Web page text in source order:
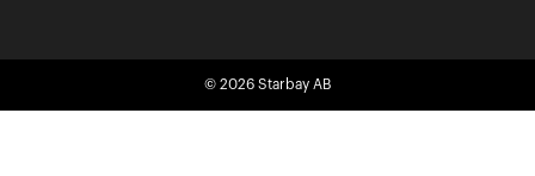
© 2026 Starbay AB